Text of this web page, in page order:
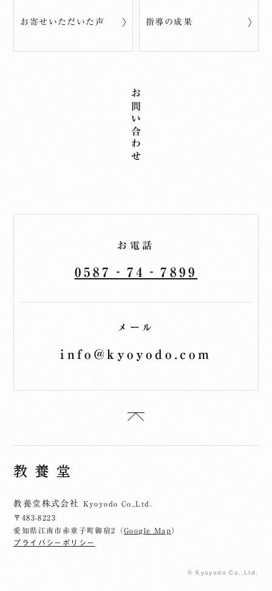
お寄せいただいた声 指導の成果
お問い合わせ
お電話
0587‐74‐7899
メール
info@kyoyodo.com
教養堂株式会社
Kyoyodo Co.,Ltd.
〒483-8223
愛知県江南市赤童子町御宿2（Google Map）
プライバシーポリシー
© Kyoyodo Co.,Ltd.